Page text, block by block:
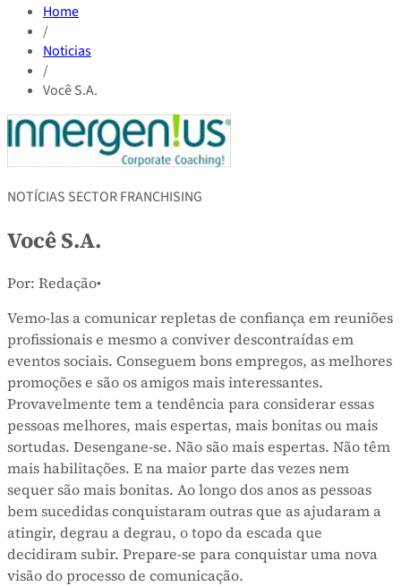
Home
/
Noticias
/
Você S.A.
NOTÍCIAS SECTOR FRANCHISING
Você S.A.
Por: Redação•
Vemo-las a comunicar repletas de confiança em reuniões
profissionais e mesmo a conviver descontraídas em
eventos sociais. Conseguem bons empregos, as melhores
promoções e são os amigos mais interessantes.
Provavelmente tem a tendência para considerar essas
pessoas melhores, mais espertas, mais bonitas ou mais
sortudas. Desengane-se. Não são mais espertas. Não têm
mais habilitações. E na maior parte das vezes nem
sequer são mais bonitas. Ao longo dos anos as pessoas
bem sucedidas conquistaram outras que as ajudaram a
atingir, degrau a degrau, o topo da escada que
decidiram subir. Prepare-se para conquistar uma nova
visão do processo de comunicação.